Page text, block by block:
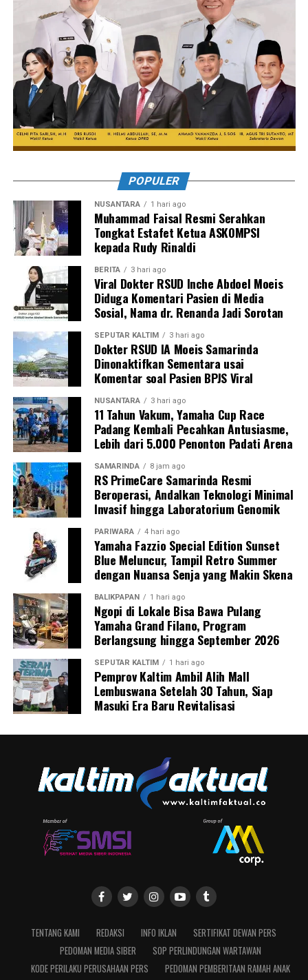
POPULER
NUSANTARA 1 hari ago
Muhammad Faisal Resmi Serahkan
Tongkat Estafet Ketua ASKOMPSI
kepada Rudy Rinaldi
BERITA 3 hari ago
Viral Dokter RSUD Inche Abdoel Moeis
Diduga Komentari Pasien di Media
Sosial, Nama dr. Renanda Jadi Sorotan
SEPUTAR KALTIM 3 hari ago
Dokter RSUD IA Moeis Samarinda
Dinonaktifkan Sementara usai
Komentar soal Pasien BPJS Viral
NUSANTARA 3 hari ago
11 Tahun Vakum, Yamaha Cup Race
Padang Kembali Pecahkan Antusiasme,
Lebih dari 5.000 Penonton Padati Arena
SAMARINDA 8 jam ago
RS PrimeCare Samarinda Resmi
Beroperasi, Andalkan Teknologi Minimal
Invasif hingga Laboratorium Genomik
PARIWARA 4 hari ago
Yamaha Fazzio Special Edition Sunset
Blue Meluncur, Tampil Retro Summer
dengan Nuansa Senja yang Makin Skena
BALIKPAPAN 1 hari ago
Ngopi di Lokale Bisa Bawa Pulang
Yamaha Grand Filano, Program
Berlangsung hingga September 2026
SEPUTAR KALTIM 1 hari ago
Pemprov Kaltim Ambil Alih Mall
Lembuswana Setelah 30 Tahun, Siap
Masuki Era Baru Revitalisasi
TENTANG KAMI REDAKSI INFO IKLAN
SERTIFIKAT DEWAN PERS
PEDOMAN MEDIA SIBER
SOP PERLINDUNGAN WARTAWAN
KODE PERILAKU PERUSAHAAN PERS
PEDOMAN PEMBERITAAN RAMAH ANAK